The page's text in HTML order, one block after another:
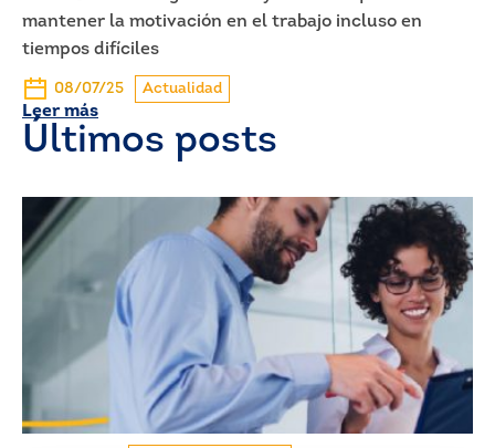
mantener la motivación en el trabajo incluso en
tiempos difíciles
08/07/25 Actualidad
Leer más
Últimos posts